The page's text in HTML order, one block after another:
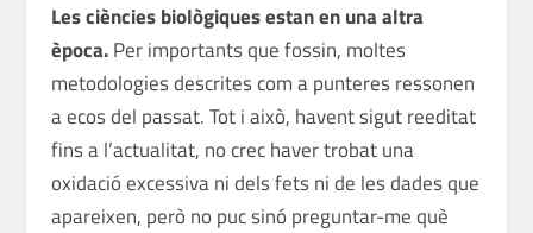
Les ciències biològiques estan en una altra
època.Per importants que fossin, moltes
metodologies descrites com a punteres ressonen
a ecos del passat. Tot i això, havent sigut reeditat
fins a l’actualitat, no crec haver trobat una
oxidació excessiva ni dels fets ni de les dades que
apareixen, però no puc sinó preguntar-me què